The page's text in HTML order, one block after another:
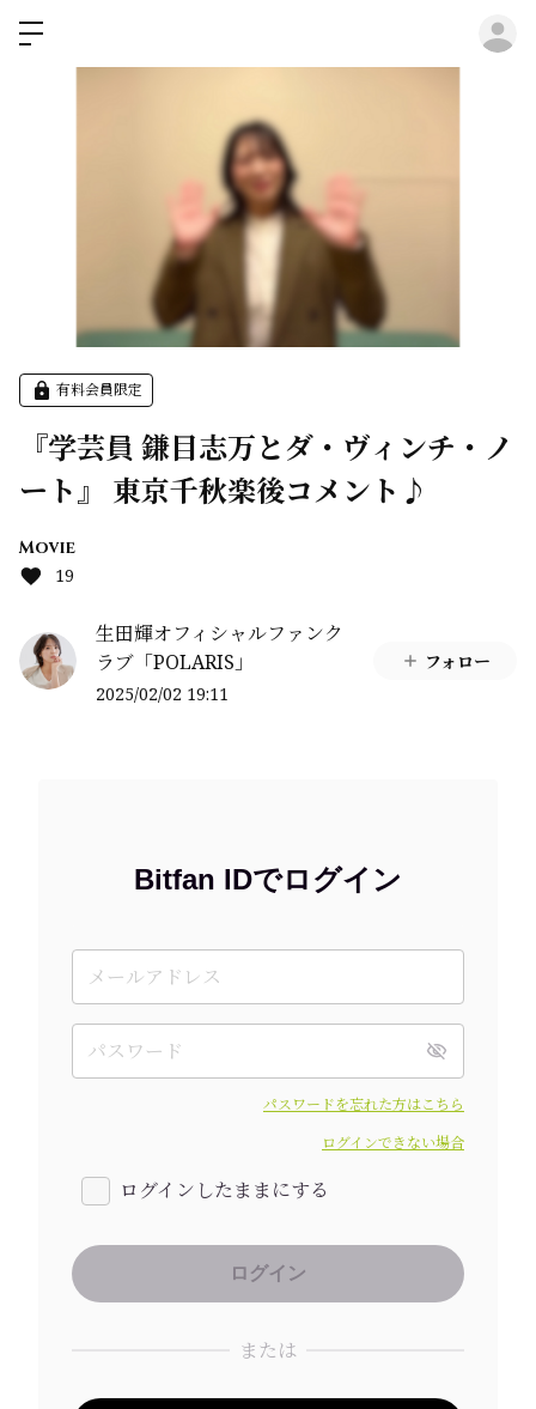
有料会員限定
『学芸員 鎌目志万とダ・ヴィンチ・ノ
ート』 東京千秋楽後コメント♪
Movie
19
生田輝オフィシャルファンク
ラブ「POLARIS」
2025/02/02 19:11
フォロー
Bitfan IDでログイン
パスワードを忘れた方はこちら
ログインできない場合
ログインしたままにする
または